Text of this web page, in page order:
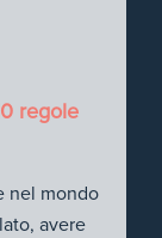
regole
nel mondo
avere